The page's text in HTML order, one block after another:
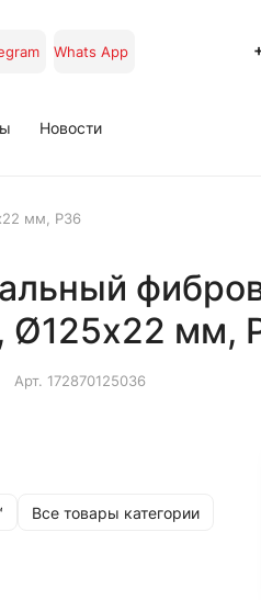
Whats App
Новости
мм, P36
Ø125х22 мм,
Арт. 172870125036
Все товары категории